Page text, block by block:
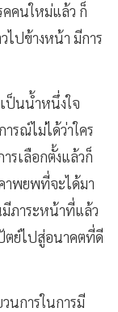
คนใหม่แล้ว ก็
ไปข้างหน้า มีการ
ป็นน้ำหนึ่งใจ
รณ์ไม่ได้ว่าใคร
รเลือกตั้งแล้วก็
าพยพที่จะได้มา
ภาระหน้าที่แล้ว
ตย์ไปสู่อนาคตที่ดี
นการในการมี